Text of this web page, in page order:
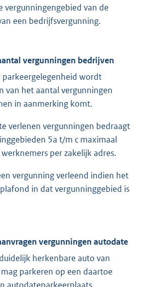
vergunningengebied van de
een bedrijfsvergunning.
vergunningen bedrijven
parkeergelegenheid wordt
van het aantal vergunningen
in aanmerking komt.
verlenen vergunningen bedraagt
5a t/m c maximaal
per zakelijk adres.
vergunning verleend indien het
in dat vergunninggebied is
vergunningen autodate
herkenbare auto van
parkeren op een daartoe